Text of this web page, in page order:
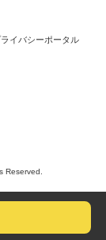
ライバシーポータル
Reserved.